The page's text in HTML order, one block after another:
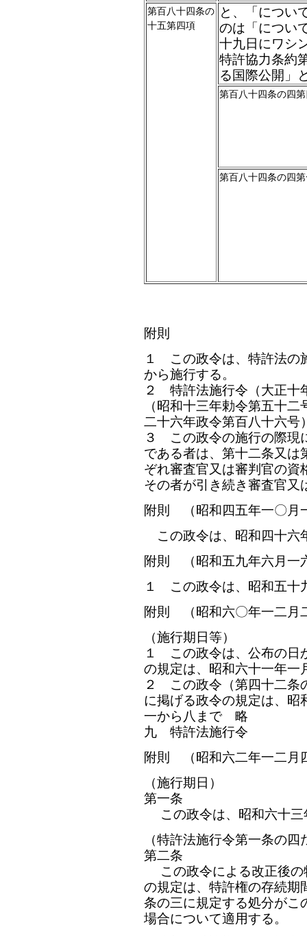
第百八十四条の
十五第四項
と、「につい
のは「につい
十九日にワシ
特許協力条約
る国際公開」
第百八十四条の四
第百八十四条の四
附則
１ この政令は、特許法の
から施行する。
２ 特許法施行令（大正十
（昭和十三年勅令第五十
二十六年政令第百八十六号
３ この政令の施行の際現
である者は、第十二条又は
ぞれ審査官又は審判官の資
その者が引き続き審査官又
附則 （昭和四五年一〇月
この政令は、昭和四十六
附則 （昭和五九年六月一
１ この政令は、昭和五十
附則 （昭和六〇年一二月
（施行期日等）
１ この政令は、公布の日
の規定は、昭和六十一年一
２ この政令（第四十二条
に掲げる政令の規定は、昭
一から八まで 略
九 特許法施行令
附則 （昭和六二年一二月
（施行期日）
第一条
この政令は、昭和六十三
（特許法施行令第一条の
第二条
この政令による改正後の
の規定は、特許権の存続期
条の三に規定する処分がこ
場合について適用する。